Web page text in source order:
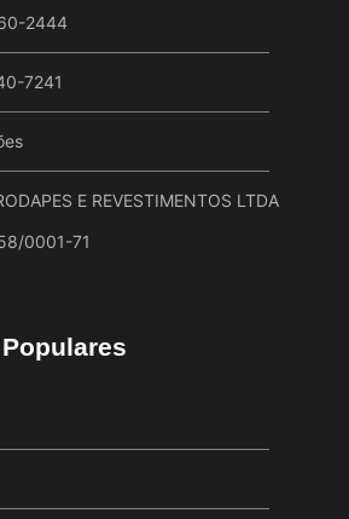
2444
7241
E REVESTIMENTOS LTDA
0001-71